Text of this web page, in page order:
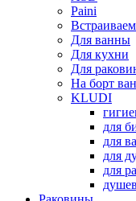
Paini
Для ванны
Для кухни
Для
На борт
KLUDI
для
для
для
для